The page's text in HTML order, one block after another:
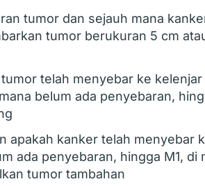
tumor dan sejauh mana
tumor berukuran 5 cm
telah menyebar ke
belum ada penyebaran,
apakah kanker telah menyebar
ada penyebaran, hingga M1,
tumor tambahan